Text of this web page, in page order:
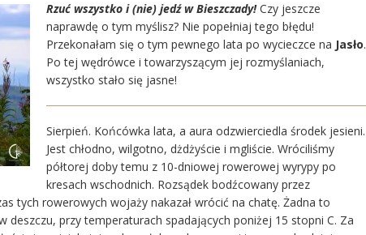
Rzuć wszystko i (nie) jedź w Bieszczady!Czy jeszcze
naprawdę o tym myślisz? Nie popełniaj tego błędu!
Przekonałam się o tym pewnego lata po wycieczce na Jasło.
Po tej wędrówce i towarzyszącym jej rozmyślaniach,
wszystko stało się jasne!
Sierpień. Końcówka lata, a aura odzwierciedla środek jesieni.
Jest chłodno, wilgotno, dżdżyście i mgliście. Wróciliśmy
półtorej doby temu z 10-dniowej rowerowej wyrypy po
kresach wschodnich. Rozsądek bodźcowany przez
tych rowerowych wojaży nakazał wrócić na chatę. Żadna to
deszczu, przy temperaturach spadających poniżej 15 stopni C. Za